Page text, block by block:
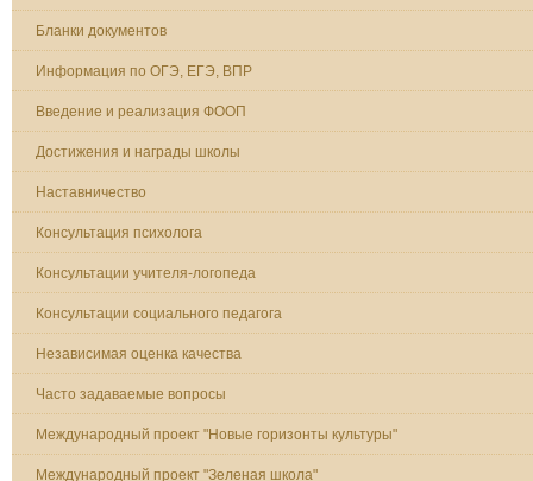
Бланки документов
Информация по ОГЭ, ЕГЭ, ВПР
Введение и реализация ФООП
Достижения и награды школы
Наставничество
Консультация психолога
Консультации учителя-логопеда
Консультации социального педагога
Независимая оценка качества
Часто задаваемые вопросы
Международный проект "Новые горизонты культуры"
Международный проект "Зеленая школа"